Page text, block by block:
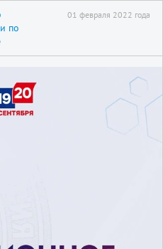
по
01 февраля 2022 года